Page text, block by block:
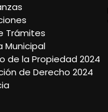
Trámites
Municipal
de la Propiedad 2024
de Derecho 2024